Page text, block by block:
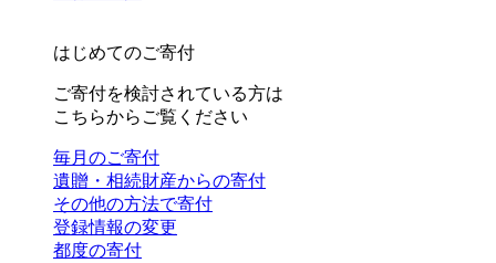
はじめてのご寄付
ご寄付を検討されている方は
こちらからご覧ください
毎月のご寄付
遺贈・相続財産からの寄付
その他の方法で寄付
登録情報の変更
都度の寄付